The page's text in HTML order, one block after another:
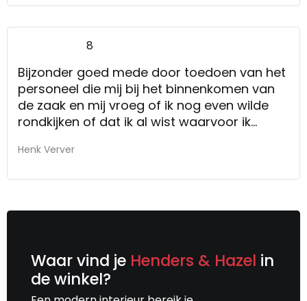
8
Bijzonder goed mede door toedoen van het
personeel die mij bij het binnenkomen van
de zaak en mij vroeg of ik nog even wilde
rondkijken of dat ik al wist waarvoor ik
Henk Verver
Waar vind je Henders & Hazel in
de winkel?